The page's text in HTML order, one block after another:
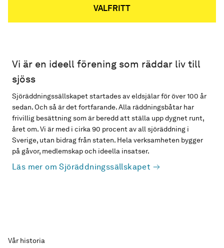
VALFRITT
Vi är en ideell förening som räddar liv till
sjöss
Sjöräddningssällskapet startades av eldsjälar för över 100 år
sedan. Och så är det fortfarande. Alla räddningsbåtar har
frivillig besättning som är beredd att ställa upp dygnet runt,
året om. Vi är med i cirka 90 procent av all sjöräddning i
Sverige, utan bidrag från staten. Hela verksamheten bygger
på gåvor, medlemskap och ideella insatser.
Läs mer om Sjöräddningssällskapet
Vår historia